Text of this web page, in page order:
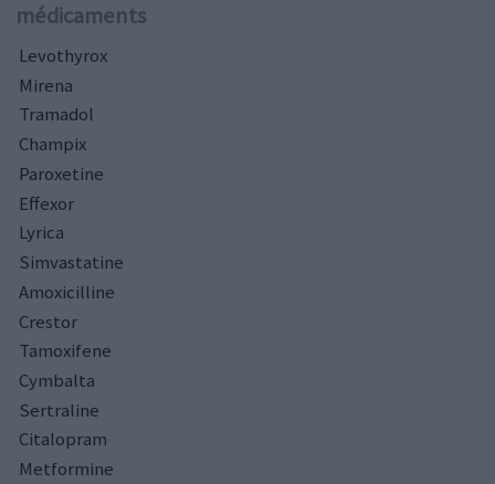
médicaments
Levothyrox
Mirena
Tramadol
Champix
Paroxetine
Effexor
Lyrica
Simvastatine
Amoxicilline
Crestor
Tamoxifene
Cymbalta
Sertraline
Citalopram
Metformine